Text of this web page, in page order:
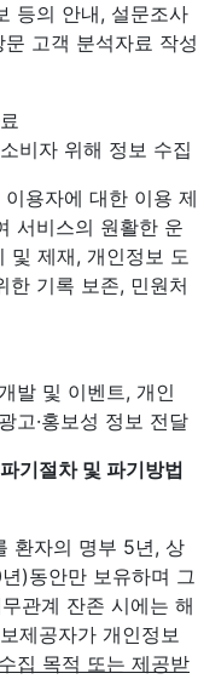
등의 안내, 설문조사
고객 분석자료 작성
비자 위해 정보 수집
용자에 대한 이용 제
서비스의 원활한 운
및 제재, 개인정보 도
한 기록 보존, 민원처
발 및 이벤트, 개인
고·홍보성 정보 전달
기절차 및 파기방법
환자의 명부 5년, 상
)동안만 보유하며 그
관계 잔존 시에는 해
제공자가 개인정보
집 목적 또는 제공받